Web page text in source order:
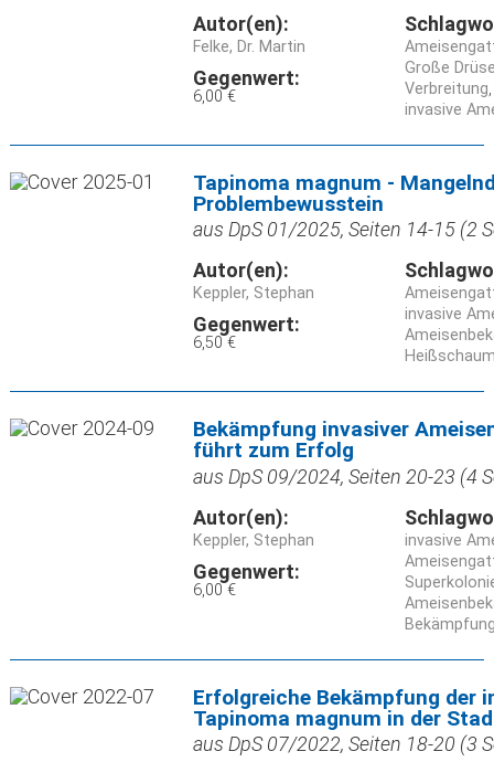
Autor(en):
Felke, Dr. Martin
Gegenwert:
6,00 €
Große
Verbreitung
invasive
Tapinoma magnum -
Problembewusstein
aus DpS 01/2025, Seiten 14-15 (2
Autor(en):
Keppler, Stephan
Gegenwert:
6,50 €
invasive
Bekämpfung invasiver
führt zum Erfolg
aus DpS 09/2024, Seiten 20-23 (4
Autor(en):
Keppler, Stephan
Gegenwert:
6,00 €
invasive
Erfolgreiche Bekämpfung der
Tapinoma magnum in der
aus DpS 07/2022, Seiten 18-20 (3